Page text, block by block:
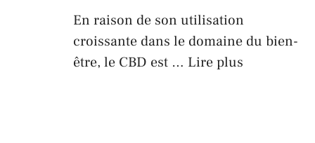
En raison de son utilisation
croissante dans le domaine du bien-
être, le CBD est … Lire plus